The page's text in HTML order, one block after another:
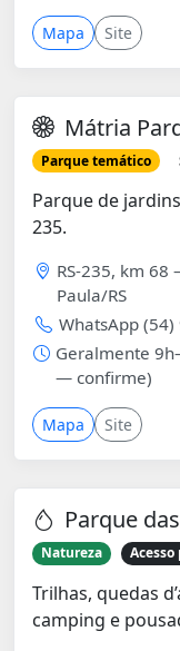
Mapa Site
Mátria
Parque temático
Parque de
235.
RS-235, km
Paula/RS
WhatsApp
Geralmente
— confirme)
Mapa Site
Parque
Natureza Acesso
Trilhas, quedas
camping e